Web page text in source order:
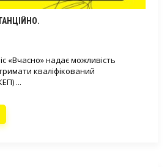
«Вчасно» надає можливість
кваліфікований
...